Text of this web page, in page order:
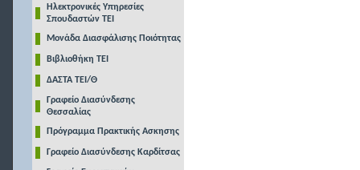
Ηλεκτρονικές Υπηρεσίες
Σπουδαστών ΤΕΙ
Μονάδα Διασφάλισης Ποιότητας
Βιβλιοθήκη ΤΕΙ
ΔΑΣΤΑ ΤΕΙ/Θ
Γραφείο Διασύνδεσης
Θεσσαλίας
Πρόγραμμα Πρακτικής Ασκησης
Γραφείο Διασύνδεσης Καρδίτσας